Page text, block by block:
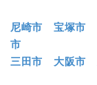
尼崎市 宝塚市
市
三田市
大阪市